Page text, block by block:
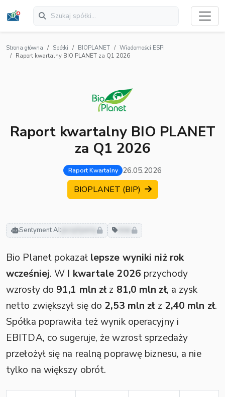
Strona główna Spółki BIOPLANET
Wiadomości ESPI
Raport kwartalny BIO PLANET za Q1 2026
Raport kwartalny BIO PLANET
za Q1 2026
Raport Kwartalny 26.05.2026
BIOPLANET (BIP)
Sentyment AI: pozytywny inne
Bio Planet pokazał lepsze wyniki niż rok
wcześniej. W I kwartale 2026 przychody
wzrosły do 91,1 mln zł z 81,0 mln zł, a zysk
netto zwiększył się do 2,53 mln zł z 2,40 mln zł.
Spółka poprawiła też wynik operacyjny i
EBITDA, co sugeruje, że wzrost sprzedaży
przełożył się na realną poprawę biznesu, a nie
tylko na większy obrót.